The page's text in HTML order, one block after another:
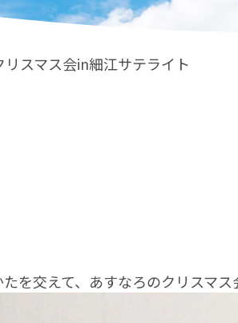
リスマス会in細江サテライト
を交えて、あすなろのクリスマ